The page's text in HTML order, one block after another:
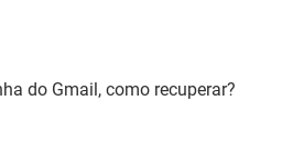
do Gmail, como recuperar?